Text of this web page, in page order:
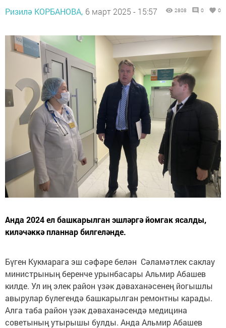
Ризилә КОРБАНОВА, 6 март 2025 - 15:57 2808 0 0
Анда 2024 ел башкарылган эшләргә йомгак ясалды,
киләчәккә планнар билгеләнде.
Бүген Кукмарага эш сәфәре белән Сәламәтлек саклау
министрының беренче урынбасары Альмир Абашев
килде. Ул иң элек район үзәк дәваханәсенең йогышлы
авырулар бүлегендә башкарылган ремонтны карады.
Алга таба район үзәк дәваханәсендә медицина
советының утырышы булды. Анда Альмир Абашев